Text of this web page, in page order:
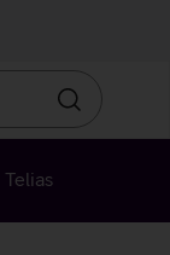
Otsin
Telias